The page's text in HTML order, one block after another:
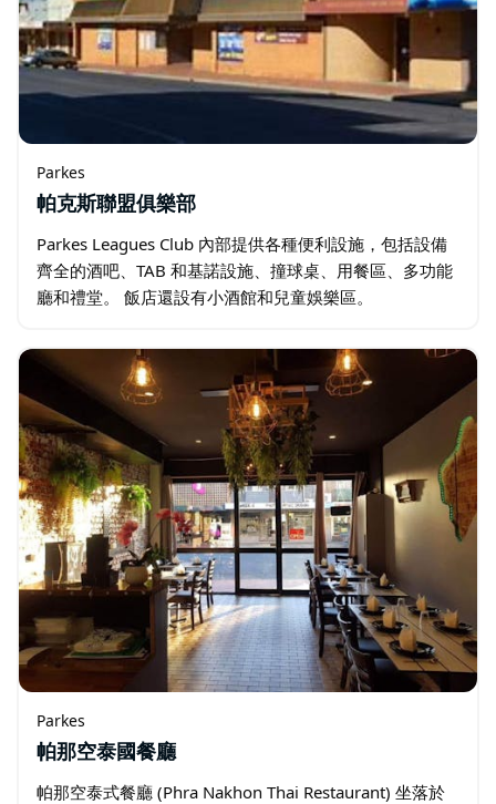
Parkes
帕克斯聯盟俱樂部
Parkes Leagues Club 內部提供各種便利設施，包括設備
齊全的酒吧、TAB 和基諾設施、撞球桌、用餐區、多功能
廳和禮堂。 飯店還設有小酒館和兒童娛樂區。
Parkes
帕那空泰國餐廳
帕那空泰式餐廳 (Phra Nakhon Thai Restaurant) 坐落於